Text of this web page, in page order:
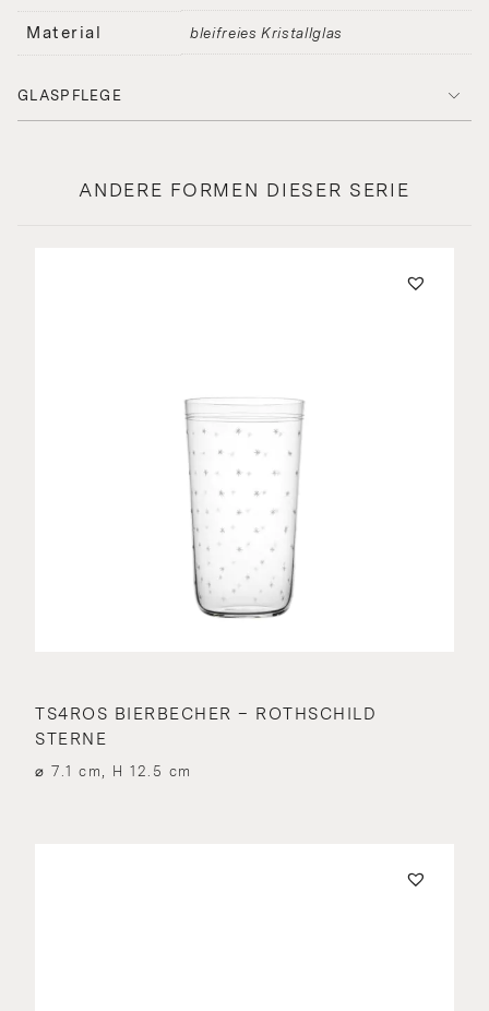
Material bleifreies Kristallglas
GLASPFLEGE
ANDERE FORMEN DIESER SERIE
TS4ROS BIERBECHER – ROTHSCHILD
STERNE
⌀ 7.1 cm, H 12.5 cm